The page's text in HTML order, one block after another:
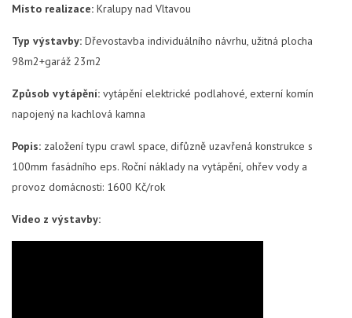
Místo realizace: Kralupy nad Vltavou
Typ výstavby: Dřevostavba individuálního návrhu, užitná plocha
98m2+garáž 23m2
Způsob vytápění: vytápění elektrické podlahové, externí komín
napojený na kachlová kamna
Popis: založení typu crawl space, difůzně uzavřená konstrukce s
100mm fasádního eps. Roční náklady na vytápění, ohřev vody a
provoz domácnosti: 1600 Kč/rok
Video z výstavby: